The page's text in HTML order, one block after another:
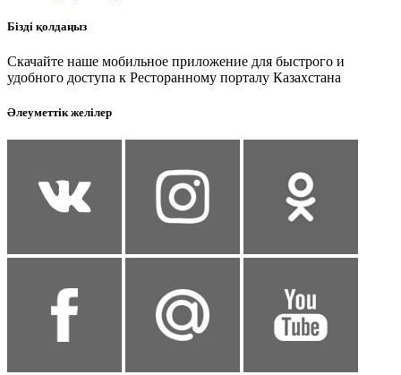
Бізді қолдаңыз
Скачайте наше мобильное приложение для быстрого и
удобного доступа к Ресторанному порталу Казахстана
Әлеуметтік желілер